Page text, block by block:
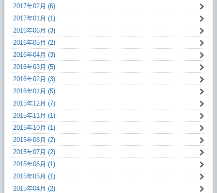
2017年02月 (6)
2017年01月 (1)
2016年06月 (3)
2016年05月 (2)
2016年04月 (3)
2016年03月 (5)
2016年02月 (3)
2016年01月 (5)
2015年12月 (7)
2015年11月 (1)
2015年10月 (1)
2015年08月 (2)
2015年07月 (2)
2015年06月 (1)
2015年05月 (1)
2015年04月 (2)